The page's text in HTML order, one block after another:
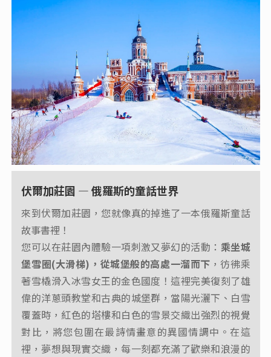
伏爾加莊園 — 俄羅斯的童話世界
來到伏爾加莊園，您就像真的掉進了一本俄羅斯童話
故事書裡！
您可以在莊園內體驗一項刺激又夢幻的活動： 乘坐城
堡雪圈(大滑梯)，從城堡般的高處一溜而下 ，彷彿乘
著雪橇滑入冰雪女王的金色國度！這裡完美復刻了雄
偉的洋蔥頭教堂和古典的城堡群，當陽光灑下、白雪
覆蓋時，紅色的塔樓和白色的雪景交織出強烈的視覺
對比，將您包圍在最詩情畫意的異國情調中。在這
裡，夢想與現實交織，每一刻都充滿了歡樂和浪漫的